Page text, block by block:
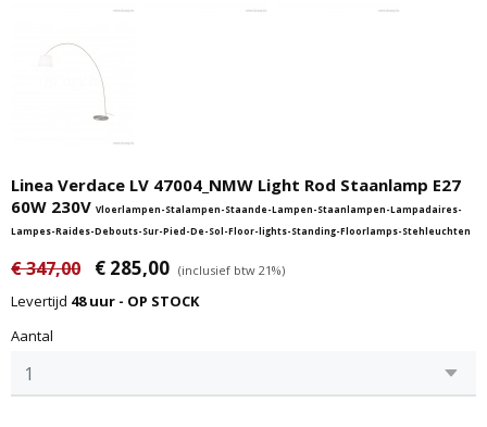
Linea Verdace LV 47004_NMW Light Rod Staanlamp E27
60W 230V Vloerlampen-Stalampen-Staande-Lampen-Staanlampen-Lampadaires-
Lampes-Raides-Debouts-Sur-Pied-De-Sol-Floor-lights-Standing-Floorlamps-Stehleuchten
€ 347,00 € 285,00 (inclusief btw 21%)
Levertijd 48 uur - OP STOCK
Aantal